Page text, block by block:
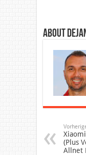
About
(Plus
Allnet